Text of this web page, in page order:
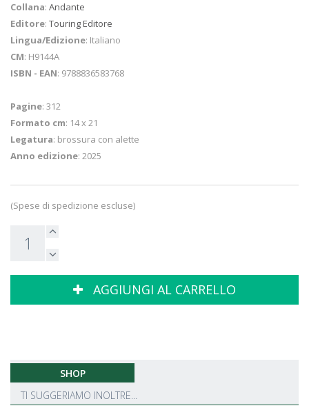
Collana: Andante
Editore: Touring Editore
Lingua/Edizione: Italiano
CM: H9144A
ISBN - EAN: 9788836583768
Pagine: 312
Formato cm: 14 x 21
Legatura: brossura con alette
Anno edizione: 2025
(Spese di spedizione escluse)
AGGIUNGI AL CARRELLO
SHOP
TI SUGGERIAMO INOLTRE...